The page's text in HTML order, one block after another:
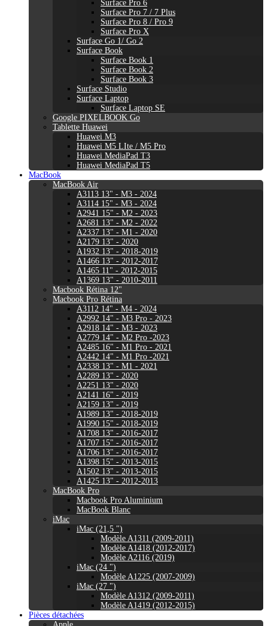
Surface Pro 6
Surface Pro 7 / 7 Plus
Surface Pro 8 / Pro 9
Surface Pro X
Surface Go 1/ Go 2
Surface Book
Surface Book 1
Surface Book 2
Surface Book 3
Surface Studio
Surface Laptop
Surface Laptop SE
Google PIXELBOOK Go
Tablette Huawei
Huawei M3
Huawei M5 LIte / M5 Pro
Huawei MediaPad T3
Huawei MediaPad T5
MacBook
MacBook Air
A3113 13" - M3 - 2024
A3114 15" - M3 - 2024
A2941 15" - M2 - 2023
A2681 13" - M2 - 2022
A2337 13" - M1 - 2020
A2179 13" - 2020
A1932 13" - 2018-2019
A1466 13" - 2012-2017
A1465 11" - 2012-2015
A1369 13" - 2010-2011
Macbook Rétina 12"
Macbook Pro Rétina
A3112 14" - M4 - 2024
A2992 14" - M3 Pro - 2023
A2918 14" - M3 - 2023
A2779 14" - M2 Pro -2023
A2485 16" - M1 Pro - 2021
A2442 14" - M1 Pro -2021
A2338 13" - M1 - 2021
A2289 13" - 2020
A2251 13" - 2020
A2141 16" - 2019
A2159 13" - 2019
A1989 13" - 2018-2019
A1990 15" - 2018-2019
A1708 13" - 2016-2017
A1707 15" - 2016-2017
A1706 13" - 2016-2017
A1398 15" - 2013-2015
A1502 13" - 2013-2015
A1425 13" - 2012-2013
MacBook Pro
Macbook Pro Aluminium
MacBook Blanc
iMac
iMac (21,5 ")
Modèle A1311 (2009-2011)
Modèle A1418 (2012-2017)
Modèle A2116 (2019)
iMac (24 ")
Modèle A1225 (2007-2009)
iMac (27 ")
Modèle A1312 (2009-2011)
Modèle A1419 (2012-2015)
Pièces détachées